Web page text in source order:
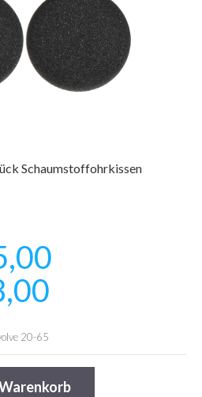
Schaumstoffohrkissen
20-65